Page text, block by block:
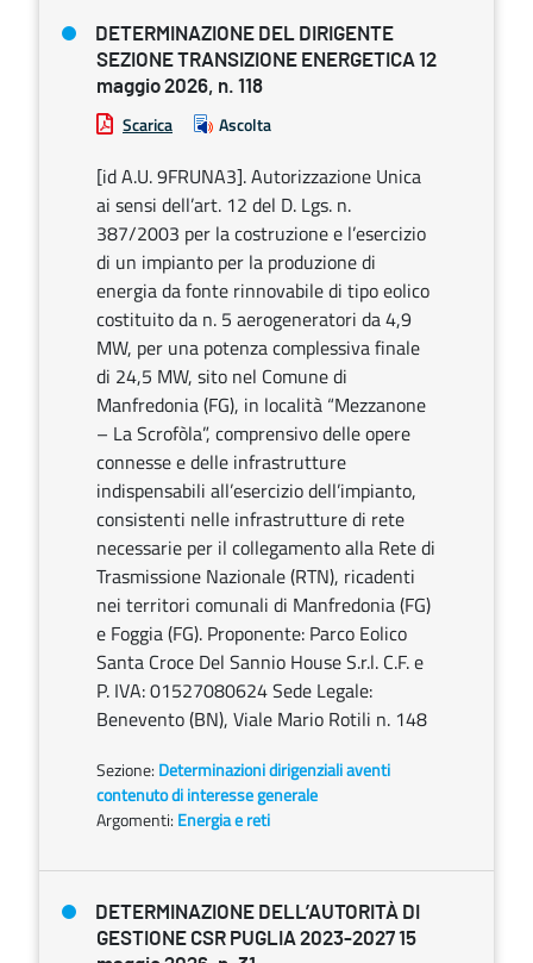
DETERMINAZIONE DEL DIRIGENTE
SEZIONE TRANSIZIONE ENERGETICA 12
maggio 2026, n. 118
Scarica Ascolta
[id A.U. 9FRUNA3]. Autorizzazione Unica
ai sensi dell’art. 12 del D. Lgs. n.
387/2003 per la costruzione e l’esercizio
di un impianto per la produzione di
energia da fonte rinnovabile di tipo eolico
costituito da n. 5 aerogeneratori da 4,9
MW, per una potenza complessiva finale
di 24,5 MW, sito nel Comune di
Manfredonia (FG), in località “Mezzanone
– La Scrofòla”, comprensivo delle opere
connesse e delle infrastrutture
indispensabili all’esercizio dell’impianto,
consistenti nelle infrastrutture di rete
necessarie per il collegamento alla Rete di
Trasmissione Nazionale (RTN), ricadenti
nei territori comunali di Manfredonia (FG)
e Foggia (FG). Proponente: Parco Eolico
Santa Croce Del Sannio House S.r.l. C.F. e
P. IVA: 01527080624 Sede Legale:
Benevento (BN), Viale Mario Rotili n. 148
Sezione: Determinazioni dirigenziali aventi
contenuto di interesse generale
Argomenti: Energia e reti
DETERMINAZIONE DELL’AUTORITÀ DI
GESTIONE CSR PUGLIA 2023-2027 15